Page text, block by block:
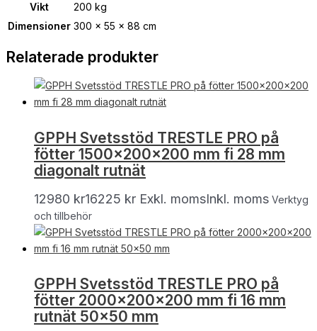
Vikt
200 kg
Dimensioner 300 × 55 × 88 cm
Relaterade produkter
GPPH Svetsstöd TRESTLE PRO på
fötter 1500x200x200 mm fi 28 mm
diagonalt rutnät
12980 kr16225 kr Exkl. momsInkl. moms Verktyg
och tillbehör
GPPH Svetsstöd TRESTLE PRO på
fötter 2000x200x200 mm fi 16 mm
rutnät 50×50 mm